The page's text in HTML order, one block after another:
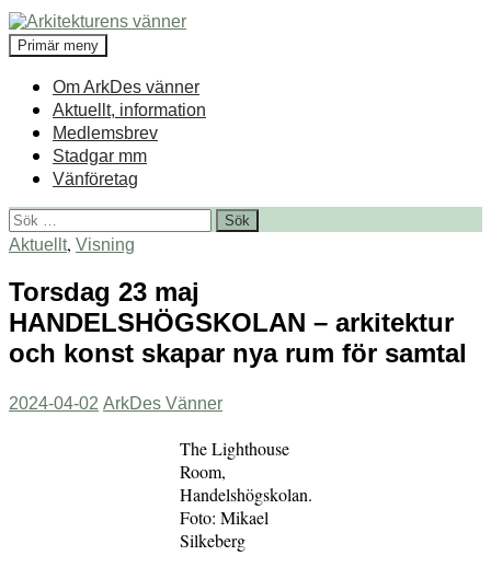
Hoppa
till
innehåll
Arkitekturens vänner
Sök
Primär meny
Om ArkDes vänner
Aktuellt, information
Medlemsbrev
Stadgar mm
Vänföretag
Sök
efter:
Aktuellt, Visning
Torsdag 23 maj
HANDELSHÖGSKOLAN – arkitektur
och konst skapar nya rum för samtal
2024-04-02 ArkDes Vänner
The Lighthouse
Room,
Handelshögskolan.
Foto: Mikael
Silkeberg